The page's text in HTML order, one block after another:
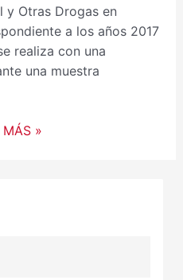
y Otras Drogas en
a los años 2017
realiza con una
una muestra
MÁS »